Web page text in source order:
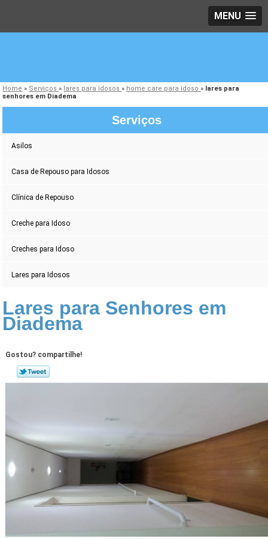
MENU
Home » Serviços» lares para idosos» home care para idoso» lares para
senhores em Diadema
Serviços
Asilos
Casa de Repouso para Idosos
Clínica de Repouso
Creche para Idoso
Creches para Idoso
Lares para Idosos
Lares para Senhores em
Diadema
Gostou? compartilhe!